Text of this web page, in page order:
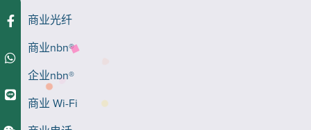
商业光纤
商业nbn®
企业nbn®
商业 Wi-Fi